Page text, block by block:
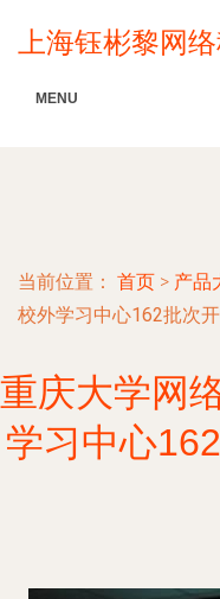
上海钰彬黎网
MENU
当前位置： 首页 > 产品
校外学习中心162批次
重庆大学网
学习中心